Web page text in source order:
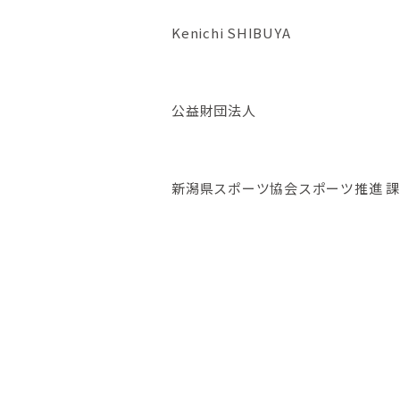
Kenichi SHIBUYA
公益財団法人
新潟県スポーツ協会スポーツ推進